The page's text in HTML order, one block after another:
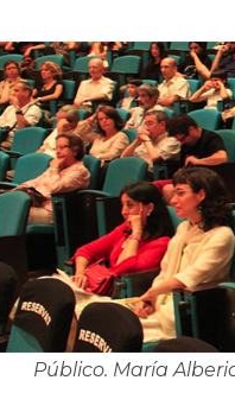
Público. María